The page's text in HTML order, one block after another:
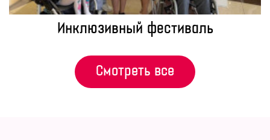
Инклюзивный фестиваль
Смотреть все